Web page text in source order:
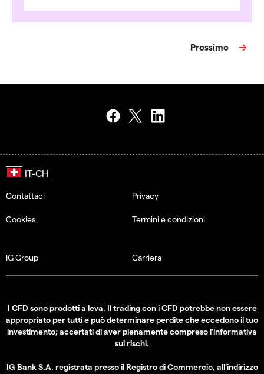
Prossimo
Contattaci Privacy
Cookies Termini e condizioni
IG Group Carriera
I CFD sono prodotti a leva. Il trading con i CFD potrebbe non essere
appropriato per tutti e può determinare perdite che eccedono il tuo
investimento; accertati di aver pienamente compreso l'informativa
sui rischi.
IG Bank S.A. registrata presso il Registro di Commercio, all'indirizzo